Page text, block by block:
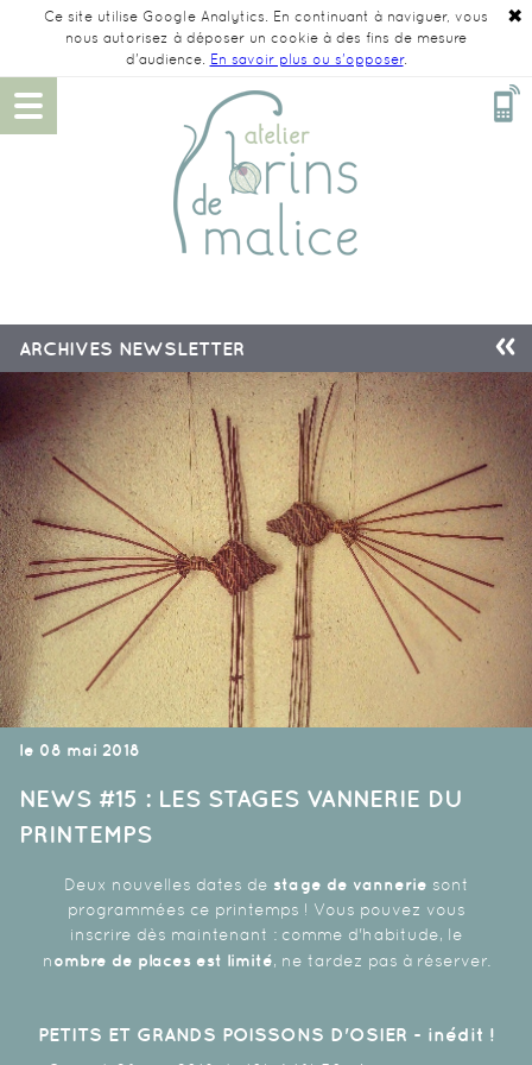
✖
Ce site utilise Google Analytics. En continuant à naviguer, vous
nous autorisez à déposer un cookie à des fins de mesure
d'audience. En savoir plus ou s'opposer.
ARCHIVES NEWSLETTER
le 08 mai 2018
NEWS #15 : LES STAGES VANNERIE DU
PRINTEMPS
Deux nouvelles dates de stage de vannerie sont
programmées ce printemps ! Vous pouvez vous
inscrire dès maintenant : comme d'habitude, le
nombre de places est limité, ne tardez pas à réserver.
PETITS ET GRANDS POISSONS D'OSIER - inédit !